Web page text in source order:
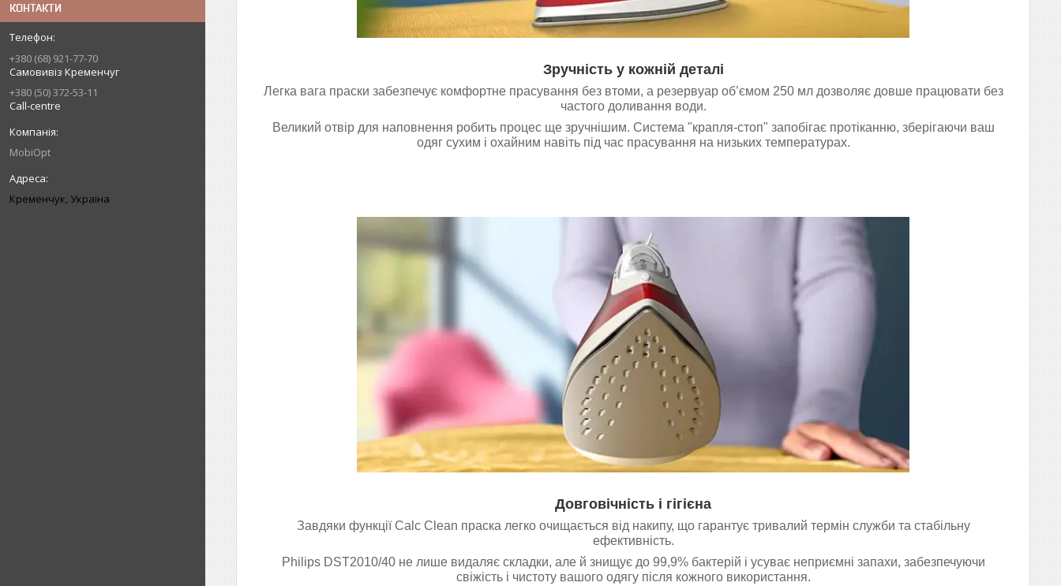
КОНТАКТИ
+380 (68) 921-77-70
Самовивіз Кременчуг
+380 (50) 372-53-11
Call-centre
MobiOpt
Кременчук, Україна
Зручність у кожній деталі
Легка вага праски забезпечує комфортне прасування без втоми, а резервуар об’ємом 250 мл дозволяє довше працювати без
частого доливання води.
Великий отвір для наповнення робить процес ще зручнішим. Система "крапля-стоп" запобігає протіканню, зберігаючи ваш
одяг сухим і охайним навіть під час прасування на низьких температурах.
Довговічність і гігієна
Завдяки функції Calc Clean праска легко очищається від накипу, що гарантує тривалий термін служби та стабільну
ефективність.
Philips DST2010/40 не лише видаляє складки, але й знищує до 99,9% бактерій і усуває неприємні запахи, забезпечуючи
свіжість і чистоту вашого одягу після кожного використання.